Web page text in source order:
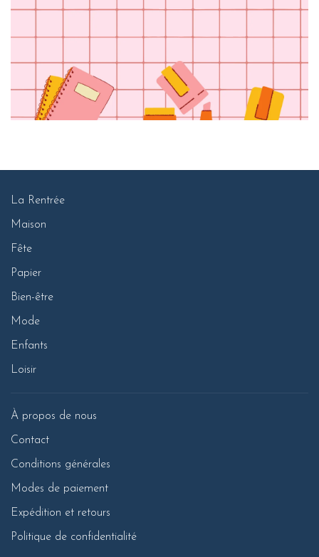
La Rentrée
Maison
Fête
Papier
Bien-être
Mode
Enfants
Loisir
À propos de nous
Contact
Conditions générales
Modes de paiement
Expédition et retours
Politique de confidentialité